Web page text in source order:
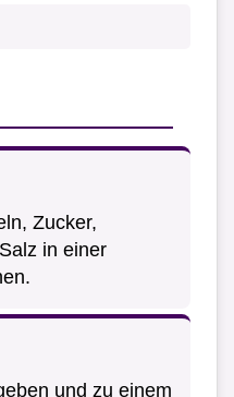
Zucker,
in einer
und zu einem